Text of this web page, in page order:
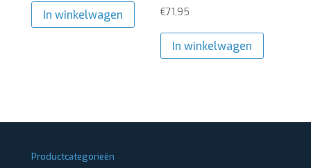
In winkelwagen €71,95
In winkelwagen
Productcategorieën